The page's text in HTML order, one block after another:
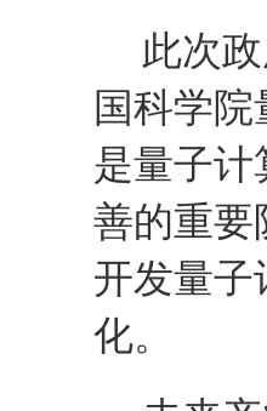
此次
国科学
是量子
善的重
开发量
化。